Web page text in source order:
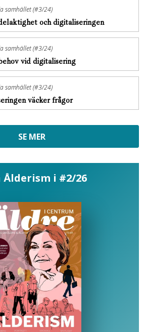
samhället (#3/24)
och digitaliseringen
samhället (#3/24)
vid digitalisering
samhället (#3/24)
väcker frågor
SE MER
Ålderism i #2/26